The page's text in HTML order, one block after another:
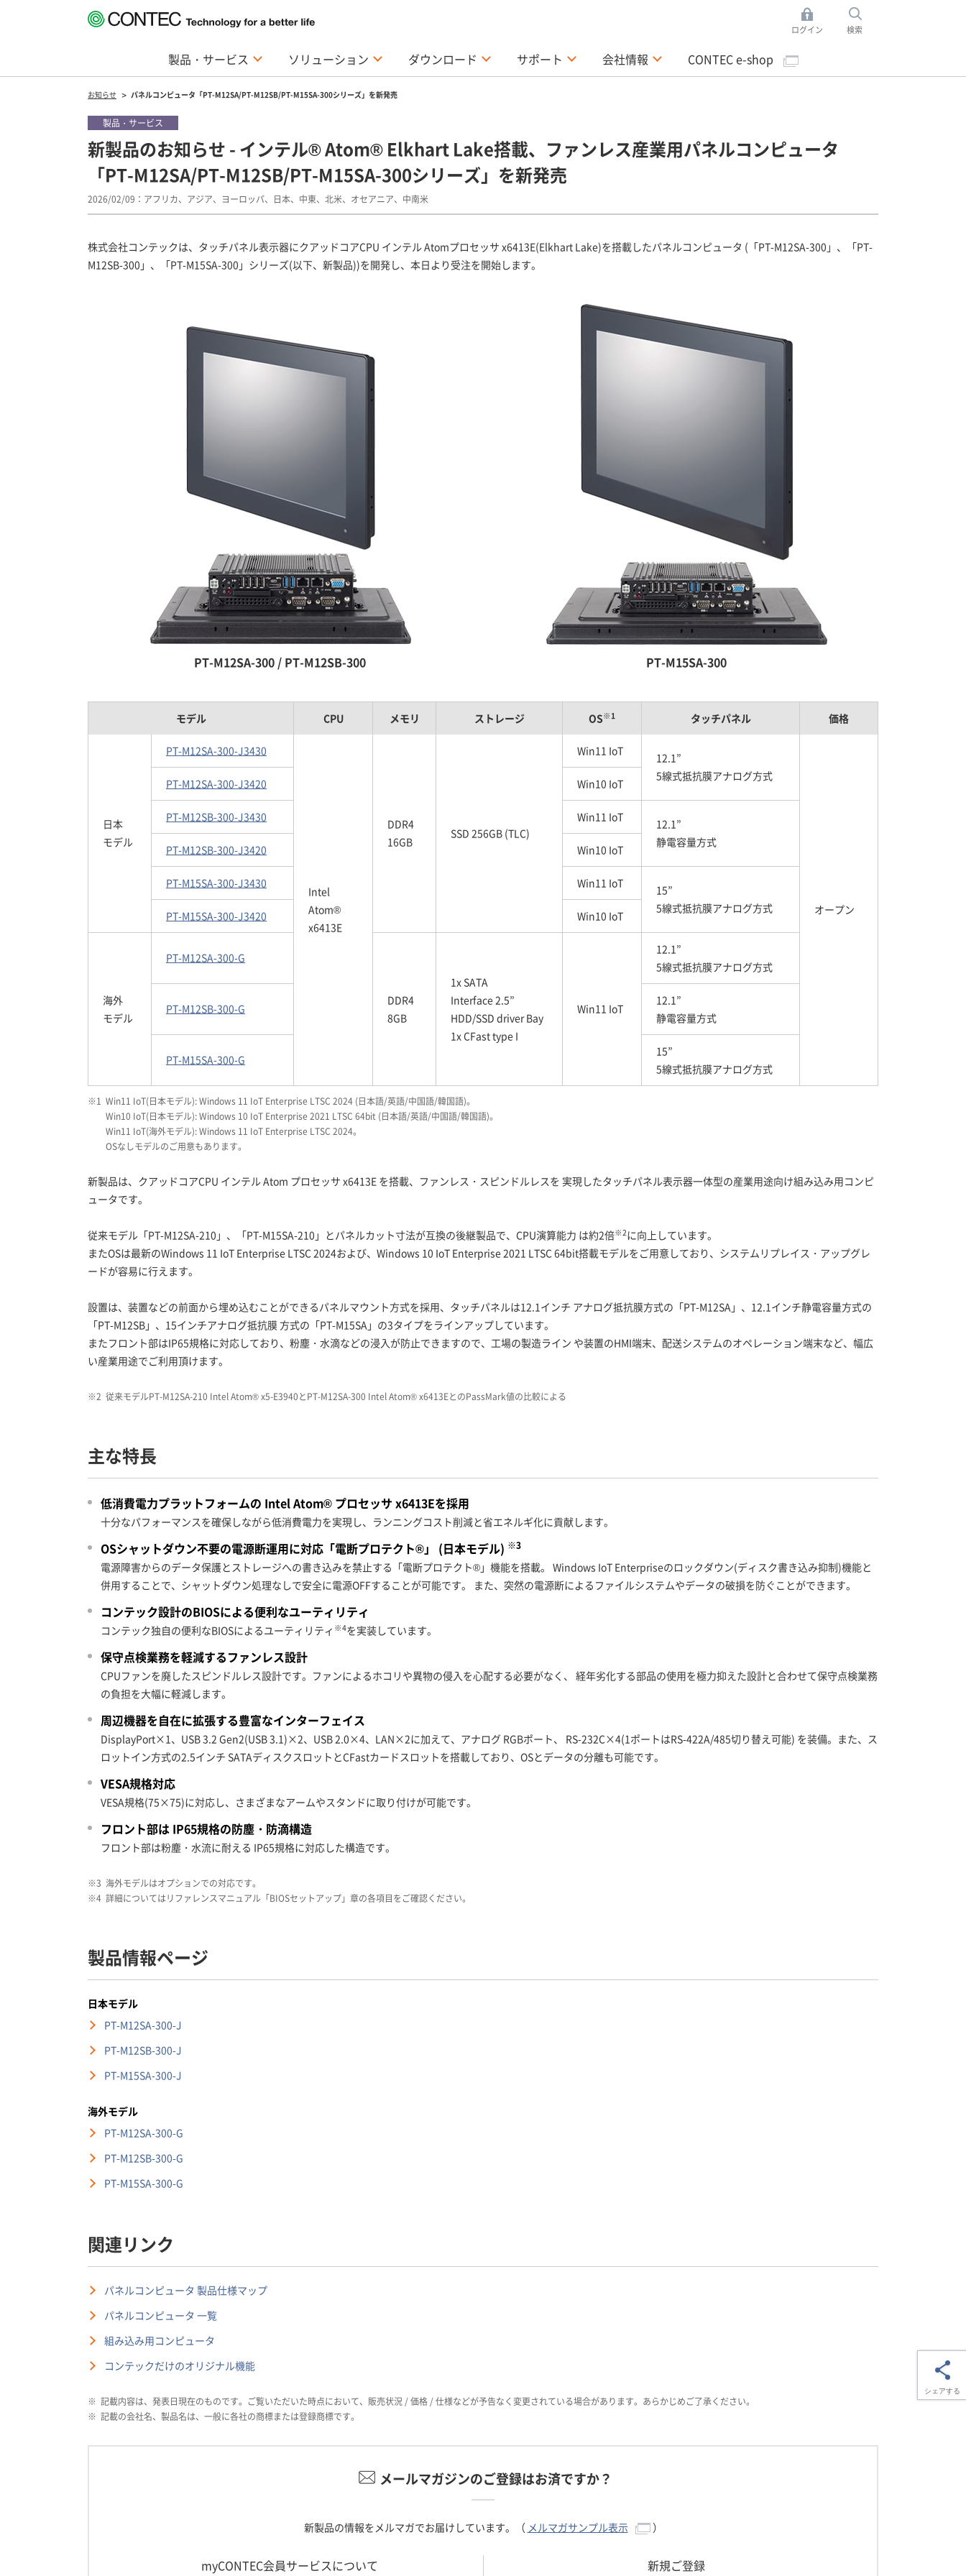
ログイン 検索
製品・サービス ソリューション ダウンロード サポート 会社情報 CONTEC e-shop
お知らせ パネルコンピュータ「PT-M12SA/PT-M12SB/PT-M15SA-300シリーズ」を新発売
新製品のお知らせ - インテル® Atom® Elkhart Lake搭載、ファンレス産業用パネルコンピュータ
「PT-M12SA/PT-M12SB/PT-M15SA-300シリーズ」を新発売
製品・サービス
2026/02/09 アフリカ、アジア、ヨーロッパ、日本、中東、北米、オセアニア、中南米
株式会社コンテックは、タッチパネル表示器にクアッドコアCPU インテル Atomプロセッサ x6413E(Elkhart Lake)を搭載したパネルコンピュータ (「PT-M12SA-300」、「PT-
M12SB-300」、「PT-M15SA-300」シリーズ(以下、新製品))を開発し、本日より受注を開始します。
PT-M12SA-300 / PT-M12SB-300 PT-M15SA-300
モデル CPU メモリ ストレージ OS※1 タッチパネル 価格
日本
モデル
PT-M12SA-300-J3430
Intel
Atom®
x6413E
DDR4
16GB
SSD 256GB (TLC)
Win11 IoT
12.1”
5線式抵抗膜アナログ方式
オープン
PT-M12SA-300-J3420 Win10 IoT
PT-M12SB-300-J3430 Win11 IoT
12.1”
静電容量方式
PT-M12SB-300-J3420 Win10 IoT
PT-M15SA-300-J3430 Win11 IoT
15”
5線式抵抗膜アナログ方式
PT-M15SA-300-J3420 Win10 IoT
海外
モデル
PT-M12SA-300-G
DDR4
8GB
1x SATA
Interface 2.5”
HDD/SSD driver Bay
1x CFast type I
Win11 IoT
12.1”
5線式抵抗膜アナログ方式
PT-M12SB-300-G
12.1”
静電容量方式
PT-M15SA-300-G
15”
5線式抵抗膜アナログ方式
※1 Win11 IoT(日本モデル): Windows 11 IoT Enterprise LTSC 2024 (日本語/英語/中国語/韓国語)。
Win10 IoT(日本モデル): Windows 10 IoT Enterprise 2021 LTSC 64bit (日本語/英語/中国語/韓国語)。
Win11 IoT(海外モデル): Windows 11 IoT Enterprise LTSC 2024。
OSなしモデルのご用意もあります。
新製品は、クアッドコアCPU インテル Atom プロセッサ x6413E を搭載、ファンレス・スピンドルレスを 実現したタッチパネル表示器一体型の産業用途向け組み込み用コンピ
ュータです。
従来モデル「PT-M12SA-210」、「PT-M15SA-210」とパネルカット寸法が互換の後継製品で、CPU演算能力 は約2倍※2に向上しています。
またOSは最新のWindows 11 IoT Enterprise LTSC 2024および、Windows 10 IoT Enterprise 2021 LTSC 64bit搭載モデルをご用意しており、システムリプレイス・アップグレ
ードが容易に行えます。
設置は、装置などの前面から埋め込むことができるパネルマウント方式を採用、タッチパネルは12.1インチ アナログ抵抗膜方式の「PT-M12SA」、12.1インチ静電容量方式の
「PT-M12SB」、15インチアナログ抵抗膜 方式の「PT-M15SA」の3タイプをラインアップしています。
またフロント部はIP65規格に対応しており、粉塵・水滴などの浸入が防止できますので、工場の製造ライン や装置のHMI端末、配送システムのオペレーション端末など、幅広
い産業用途でご利用頂けます。
※2 従来モデルPT-M12SA-210 Intel Atom® x5-E3940とPT-M12SA-300 Intel Atom® x6413EとのPassMark値の比較による
主な特長
低消費電力プラットフォームの Intel Atom® プロセッサ x6413Eを採用
十分なパフォーマンスを確保しながら低消費電力を実現し、ランニングコスト削減と省エネルギ化に貢献します。
OSシャットダウン不要の電源断運用に対応「電断プロテクト®」 (日本モデル) ※3
電源障害からのデータ保護とストレージへの書き込みを禁止する「電断プロテクト®」機能を搭載。 Windows IoT Enterpriseのロックダウン(ディスク書き込み抑制)機能と
併用することで、シャットダウン処理なしで安全に電源OFFすることが可能です。 また、突然の電源断によるファイルシステムやデータの破損を防ぐことができます。
コンテック設計のBIOSによる便利なユーティリティ
コンテック独自の便利なBIOSによるユーティリティ ※4を実装しています。
保守点検業務を軽減するファンレス設計
CPUファンを廃したスピンドルレス設計です。ファンによるホコリや異物の侵入を心配する必要がなく、 経年劣化する部品の使用を極力抑えた設計と合わせて保守点検業務
の負担を大幅に軽減します。
周辺機器を自在に拡張する豊富なインターフェイス
DisplayPort×1、USB 3.2 Gen2(USB 3.1)×2、USB 2.0×4、LAN×2に加えて、アナログ RGBポート、 RS-232C×4(1ポートはRS-422A/485切り替え可能) を装備。また、ス
ロットイン方式の2.5インチ SATAディスクスロットとCFastカードスロットを搭載しており、OSとデータの分離も可能です。
VESA規格対応
VESA規格(75×75)に対応し、さまざまなアームやスタンドに取り付けが可能です。
フロント部は IP65規格の防塵・防滴構造
フロント部は粉塵・水流に耐える IP65規格に対応した構造です。
※3 海外モデルはオプションでの対応です。
※4 詳細についてはリファレンスマニュアル「BIOSセットアップ」章の各項目をご確認ください。
製品情報ページ
日本モデル
PT-M12SA-300-J
PT-M12SB-300-J
PT-M15SA-300-J
海外モデル
PT-M12SA-300-G
PT-M12SB-300-G
PT-M15SA-300-G
関連リンク
パネルコンピュータ 製品仕様マップ
パネルコンピュータ 一覧
組み込み用コンピュータ
コンテックだけのオリジナル機能
※ 記載内容は、発表日現在のものです。ご覧いただいた時点において、販売状況 / 価格 / 仕様などが予告なく変更されている場合があります。あらかじめご了承ください。
※ 記載の会社名、製品名は、一般に各社の商標または登録商標です。
メールマガジンのご登録はお済ですか？
新製品の情報をメルマガでお届けしています。（ メルマガサンプル表示 ）
myCONTEC会員サービスについて 新規ご登録
シェアする